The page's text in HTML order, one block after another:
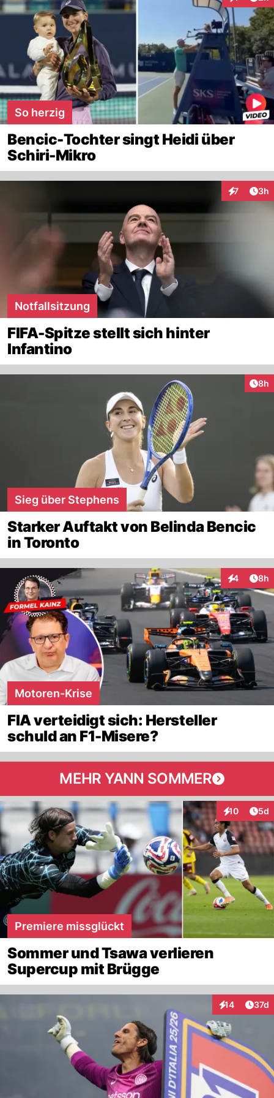
So herzig
Bencic-Tochter singt Heidi über
Schiri-Mikro
7 3h
Notfallsitzung
FIFA-Spitze stellt sich hinter
Infantino
8h
Sieg über Stephens
Starker Auftakt von Belinda Bencic
in Toronto
4 8h
Motoren-Krise
FIA verteidigt sich: Hersteller
schuld an F1-Misere?
MEHR YANN SOMMER
10
Interaktionen
5d
Premiere missglückt
Sommer und Tsawa verlieren
Supercup mit Brügge
14
Interaktionen
37d